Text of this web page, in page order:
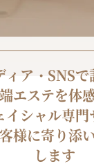
ィア・SNSで
エステを体
イシャル専門
様に寄り添
します